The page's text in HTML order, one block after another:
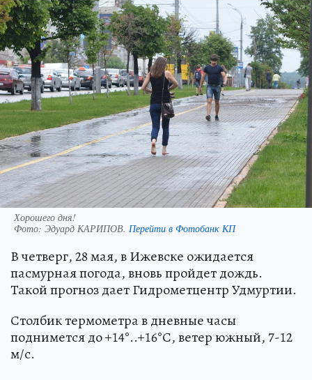
Хорошего дня!
Фото: Эдуард КАРИПОВ. Перейти в Фотобанк КП
В четверг, 28 мая, в Ижевске ожидается
пасмурная погода, вновь пройдет дождь.
Такой прогноз дает Гидрометцентр Удмуртии.
Столбик термометра в дневные часы
поднимется до +14°..+16°С, ветер южный, 7-12
м/с.